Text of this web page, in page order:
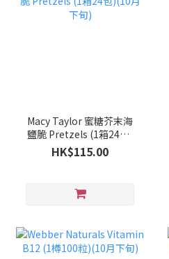
Macy Taylor 蜜糖芥末海
鹽脆 Pretzels (1箱24包)
(10月下旬)
HK$115.00